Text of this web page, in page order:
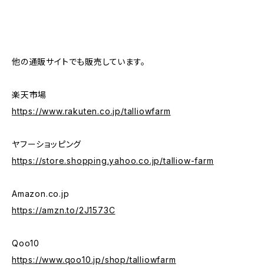
他の通販サイトでも販売しています。
楽天市場
https://www.rakuten.co.jp/talliowfarm
ヤフーショッピング
https://store.shopping.yahoo.co.jp/talliow-farm
Amazon.co.jp
https://amzn.to/2J1573C
Qoo10
https://www.qoo10.jp/shop/talliowfarm